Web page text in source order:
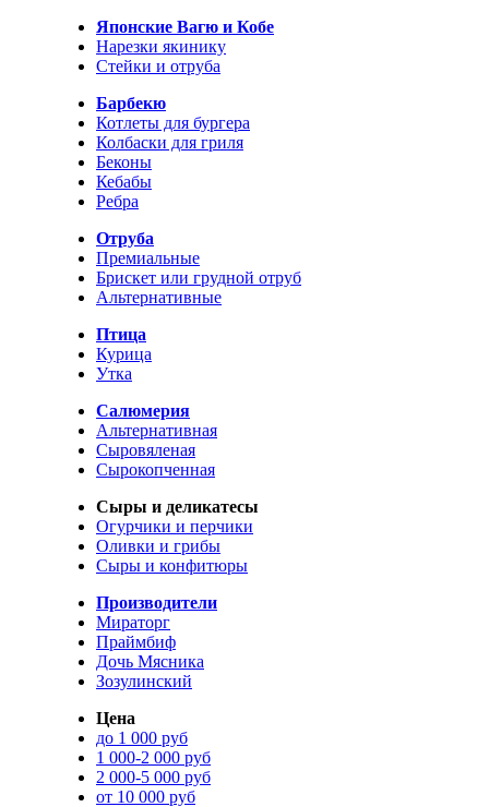
Японские Вагю и Кобе
Нарезки якинику
Стейки и отруба
Барбекю
Котлеты для бургера
Колбаски для гриля
Беконы
Кебабы
Ребра
Отруба
Премиальные
Брискет или грудной отруб
Альтернативные
Птица
Курица
Утка
Салюмерия
Альтернативная
Сыровяленая
Сырокопченная
Сыры и деликатесы
Огурчики и перчики
Оливки и грибы
Сыры и конфитюры
Производители
Мираторг
Праймбиф
Дочь Мясника
Зозулинский
Цена
до 1 000 руб
1 000-2 000 руб
2 000-5 000 руб
от 10 000 руб